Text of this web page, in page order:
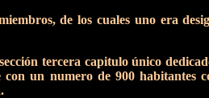
de los cuales uno era
tercera capitulo único
un numero de 900 habitantes